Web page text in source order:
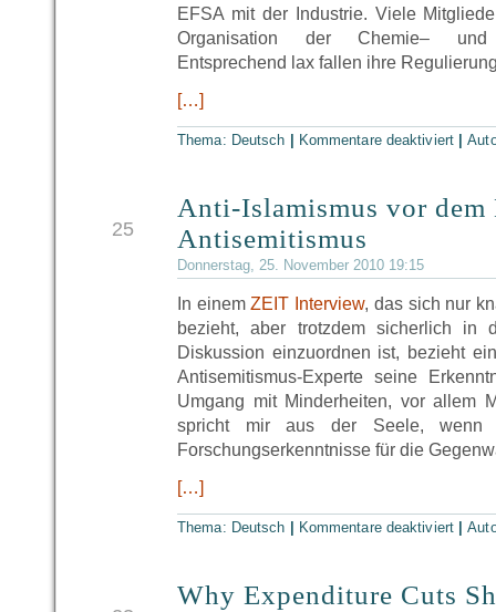
EFSA mit der Industrie. Viele
Organisation der Chemie– und
Entsprechend lax fallen ihre
[…]
Thema: Deutsch Kommentare deaktiviert|
25
Anti-Islamismus vor dem
Antisemitismus
Donnerstag, 25. November 2010 19:15
In einemZEIT Interview, das sich nur
bezieht, aber trotzdem sicherlich in
Diskussion einzuordnen ist, bezieht
Antisemitismus-Experte seine
Umgang mit Minderheiten, vor allem
spricht mir aus der Seele, wenn
Forschungserkenntnisse für die
[…]
Thema: Deutsch Kommentare deaktiviert|
Why Expenditure Cuts